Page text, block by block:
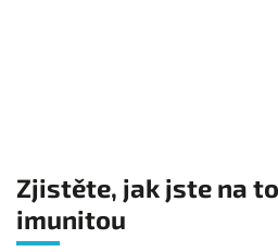
Zjistěte, jak jste na
imunitou